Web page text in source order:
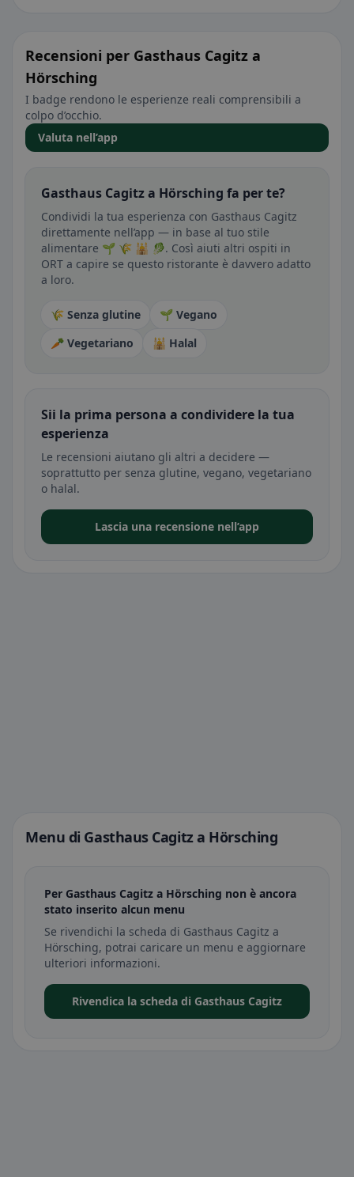
Recensioni per Gasthaus Cagitz a
Hörsching
I badge rendono le esperienze reali comprensibili a
colpo d’occhio.
Valuta nell’app
Gasthaus Cagitz a Hörsching fa per te?
Condividi la tua esperienza con Gasthaus Cagitz
direttamente nell’app — in base al tuo stile
alimentare 🌱 🌾 🕌 🥬. Così aiuti altri ospiti in
ORT a capire se questo ristorante è davvero adatto
a loro.
🌾 Senza glutine
🌱 Vegano
🥕 Vegetariano
🕌 Halal
Sii la prima persona a condividere la tua
esperienza
Le recensioni aiutano gli altri a decidere —
soprattutto per senza glutine, vegano, vegetariano
o halal.
Lascia una recensione nell’app
Menu di Gasthaus Cagitz a Hörsching
Per Gasthaus Cagitz a Hörsching non è ancora
stato inserito alcun menu
Se rivendichi la scheda di Gasthaus Cagitz a
Hörsching, potrai caricare un menu e aggiornare
ulteriori informazioni.
Rivendica la scheda di Gasthaus Cagitz